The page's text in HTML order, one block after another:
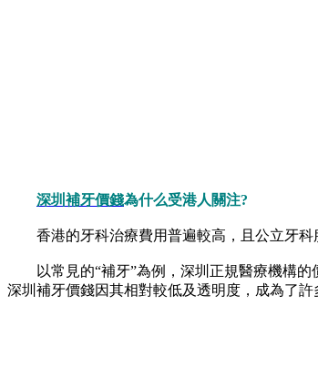
深圳補牙價錢為什么受港人關注?
香港的牙科治療費用普遍較高，且公立牙科
以常見的“補牙”為例，深圳正規醫療機構的
深圳補牙價錢因其相對較低及透明度，成為了許